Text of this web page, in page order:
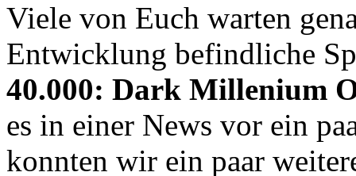
Viele von Euch warten
Entwicklung befindliche
40.000: Dark Millenium
es in einer News vor ein
konnten wir ein paar